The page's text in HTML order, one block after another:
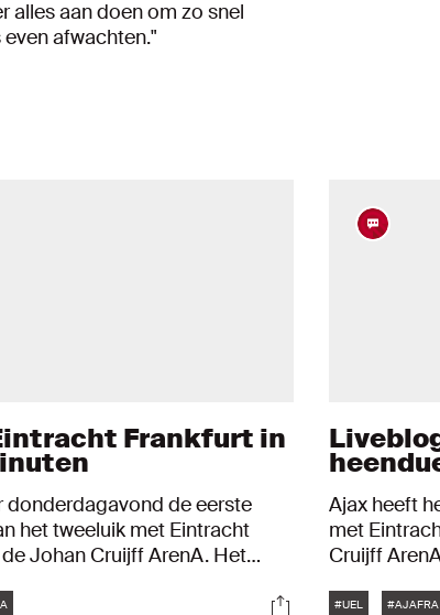
alles aan doen om zo snel
afwachten."
Frankfurt in
donderdagavond de eerste
het tweeluik met Eintracht
Johan Cruijff ArenA. Het
twee minuten.
Socials
Ajax heeft
met
Cruijff
terug in ons
Tags
#UEL #AJAFRA